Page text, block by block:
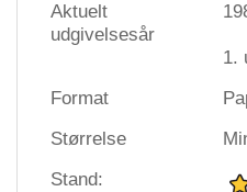
Aktuelt
udgivelsesår
1.
Format
Størrelse
Stand: